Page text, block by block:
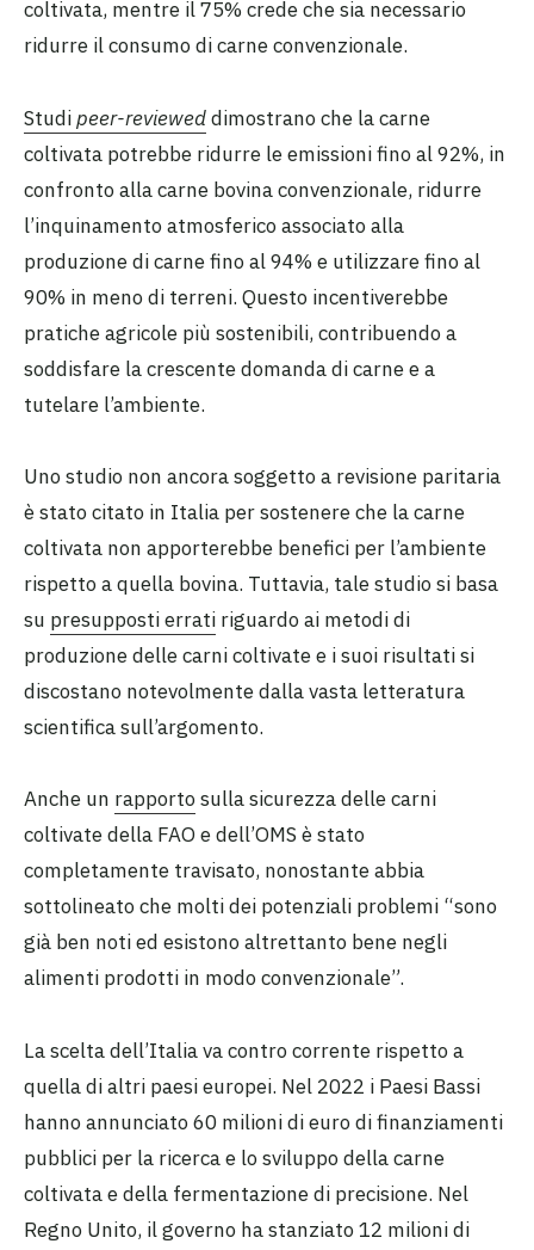
coltivata, mentre il 75% crede che sia necessario
ridurre il consumo di carne convenzionale.
Studipeer-revieweddimostrano che la carne
coltivata potrebbe ridurre le emissioni fino al 92%, in
confronto alla carne bovina convenzionale, ridurre
l’inquinamento atmosferico associato alla
produzione di carne fino al 94% e utilizzare fino al
90% in meno di terreni. Questo incentiverebbe
pratiche agricole più sostenibili, contribuendo a
soddisfare la crescente domanda di carne e a
tutelare l’ambiente.
Uno studio non ancora soggetto a revisione paritaria
è stato citato in Italia per sostenere che la carne
coltivata non apporterebbe benefici per l’ambiente
rispetto a quella bovina. Tuttavia, tale studio si basa
su presupposti errati riguardo ai metodi di
produzione delle carni coltivate e i suoi risultati si
discostano notevolmente dalla vasta letteratura
scientifica sull’argomento.
Anche un rapportosulla sicurezza delle carni
coltivate della FAO e dell’OMS è stato
completamente travisato, nonostante abbia
sottolineato che molti dei potenziali problemi “sono
già ben noti ed esistono altrettanto bene negli
alimenti prodotti in modo convenzionale”.
La scelta dell’Italia va contro corrente rispetto a
quella di altri paesi europei. Nel 2022 i Paesi Bassi
hanno annunciato 60 milioni di euro di finanziamenti
pubblici per la ricerca e lo sviluppo della carne
coltivata e della fermentazione di precisione. Nel
Regno Unito, il governo ha stanziato 12 milioni di